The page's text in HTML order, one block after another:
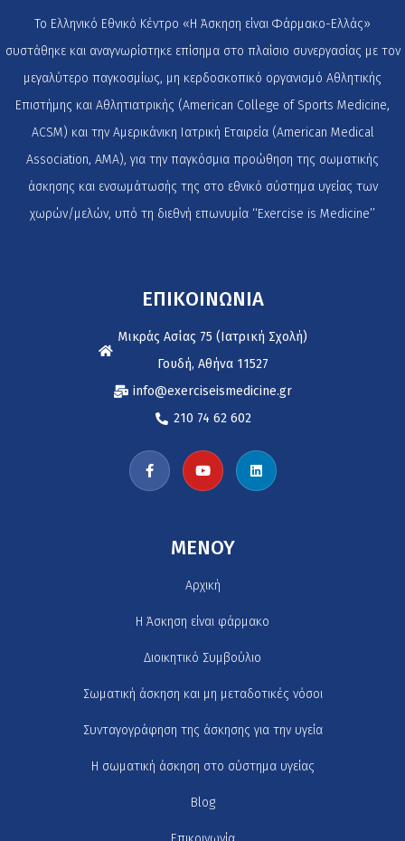
Το Ελληνικό Εθνικό Κέντρο «Η Άσκηση είναι Φάρμακο-Ελλάς»
συστάθηκε και αναγνωρίστηκε επίσημα στο πλαίσιο συνεργασίας με τον
μεγαλύτερο παγκοσμίως, μη κερδοσκοπικό οργανισμό Αθλητικής
Επιστήμης και Αθλητιατρικής (American College of Sports Medicine,
ACSM) και την Αμερικάνικη Ιατρική Εταιρεία (American Medical
Association, AMA), για την παγκόσμια προώθηση της σωματικής
άσκησης και ενσωμάτωσής της στο εθνικό σύστημα υγείας των
χωρών/μελών, υπό τη διεθνή επωνυμία ‘‘Exercise is Medicine’’
ΕΠΙΚΟΙΝΩΝΙΑ
Μικράς Ασίας 75 (Ιατρική Σχολή)
Γουδή, Αθήνα 11527
info@exerciseismedicine.gr
210 74 62 602
MENOY
Αρχική
H Άσκηση είναι φάρμακο
Διοικητικό Συμβούλιο
Σωματική άσκηση και μη μεταδοτικές νόσοι
Συνταγογράφηση της άσκησης για την υγεία
Η σωματική άσκηση στο σύστημα υγείας
Blog